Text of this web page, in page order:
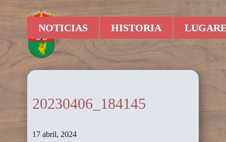
NOTICIAS HISTORIA
20230406_184145
17 abril, 2024